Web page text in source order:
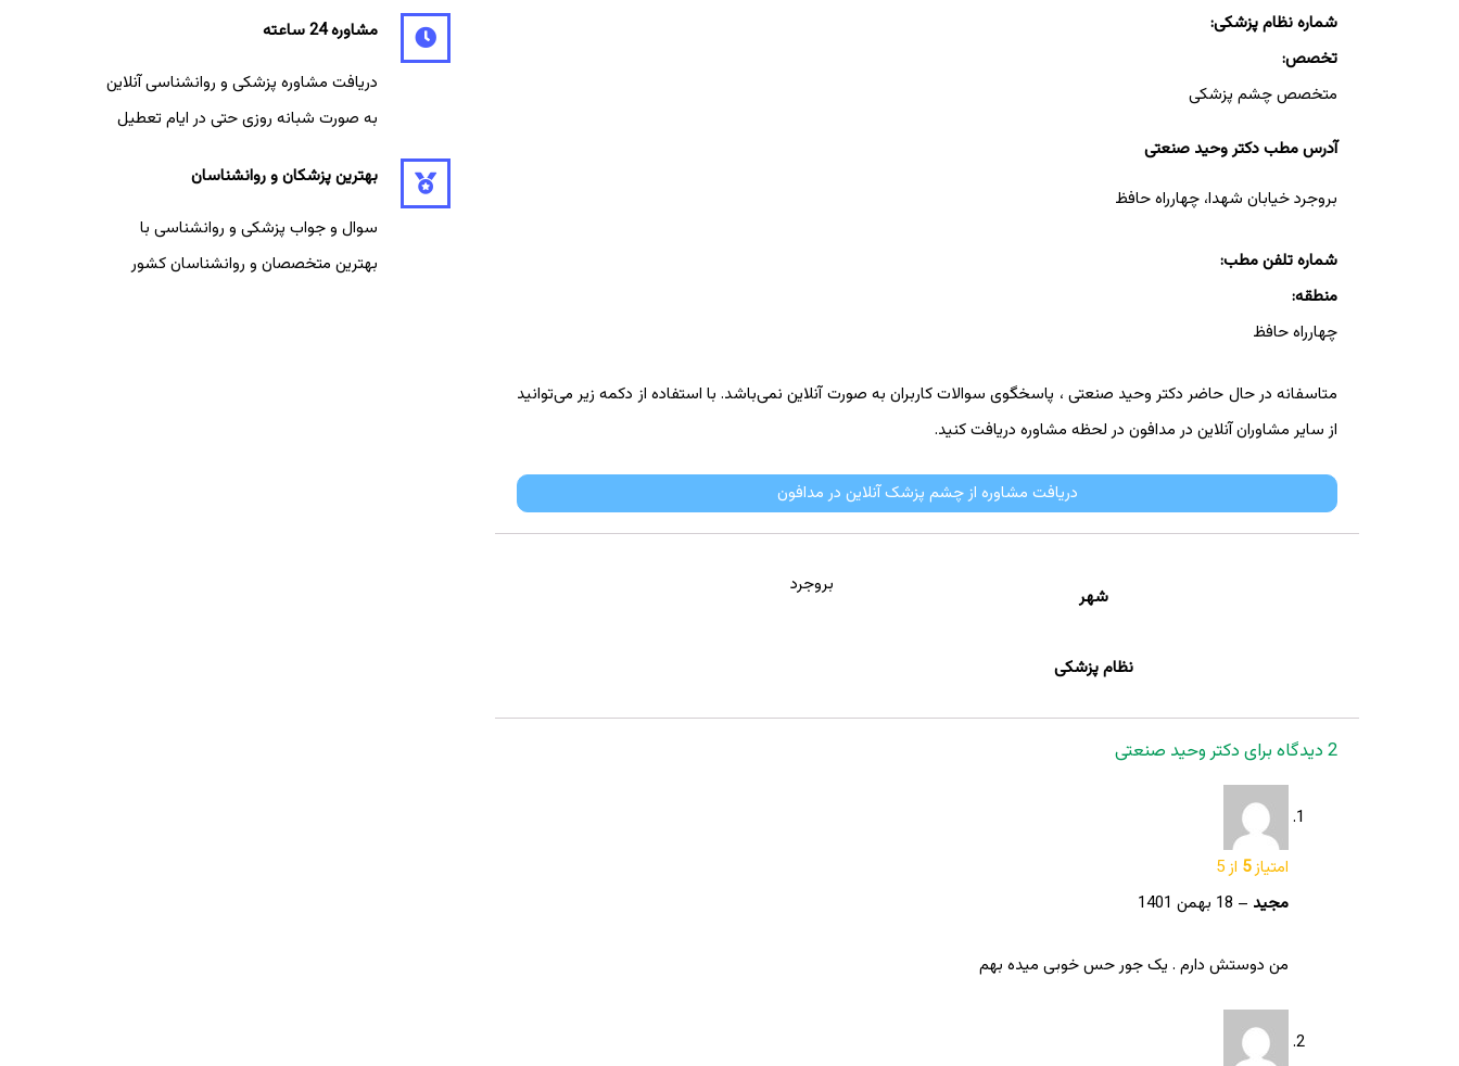
شماره نظام پزشکی:
تخصص:
متخصص چشم پزشکی
آدرس مطب دکتر وحید صنعتی
بروجرد خیابان شهدا، چهارراه حافظ
شماره تلفن مطب:
منطقه:
چهارراه حافظ
متاسفانه در حال حاضر دکتر وحید صنعتی ، پاسخگوی سوالات کاربران به صورت آنلاین نمی‌باشد. با استفاده از دکمه زیر می‌توانید
از سایر مشاوران آنلاین در مدافون در لحظه مشاوره دریافت کنید.
دریافت مشاوره از چشم پزشک آنلاین در مدافون
شهر
بروجرد
نظام پزشکی
2 دیدگاه برای دکتر وحید صنعتی
امتیاز5 از 5
مجید – 18 بهمن 1401
من دوستش دارم . یک جور حس خوبی میده بهم
مشاوره 24 ساعته
دریافت مشاوره پزشکی و روانشناسی آنلاین
به صورت شبانه روزی حتی در ایام تعطیل
بهترین پزشکان و روانشناسان
سوال و جواب پزشکی و روانشناسی با
بهترین متخصصان و روانشناسان کشور